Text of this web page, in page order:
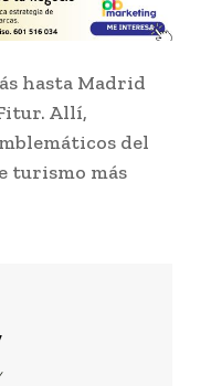
hasta Madrid
Allí,
del
turismo más